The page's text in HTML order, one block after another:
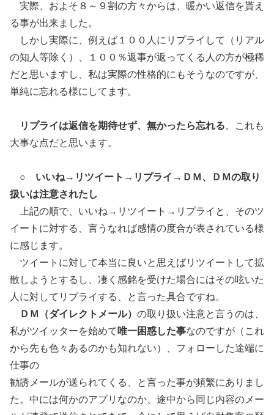
実際、およそ８～９割の方々からは、暖かい返信を貰え
る事が出来ました。
しかし実際に、例えば１００人にリプライして（リアル
の知人等除く）、１００％返事が返ってくる人の方が極稀
だと思いますし、私は実際の性格的にもそうなのですが、
単純に忘れる様にしてます。
リプライは返信を期待せず、無かったら忘れる。これも
大事な点だと思います。
○ いいね→リツイート→リプライ→ＤＭ、ＤＭの取り
扱いは注意されたし
上記の順で、いいね→リツイート→リプライと、そのツ
イートに対する、言うなれば感情の度合が表されている様
に感じます。
ツイートに対して本当に良いと思えばリツイートして拡
散しようとするし、凄く感銘を受けた場合にはその呟いた
人に対してリプライする、と言った具合ですね。
ＤＭ（ダイレクトメール） の取り扱い注意と言うのは、
私がツイッターを始めて 唯一困惑した事なのですが（これ
から先も色々あるのかも知れない）、フォローした途端に
仕事の
勧誘メールが送られてくる、と言った事が頻繁にありまし
た。中には何かのアプリなのか、途中から同じ内容のメー